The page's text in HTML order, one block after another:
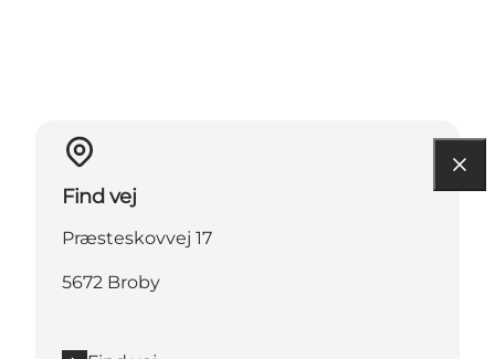
Find vej
Præsteskovvej 17
5672 Broby